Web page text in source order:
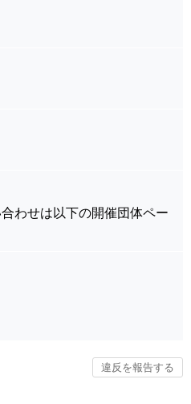
わせは以下の開催団体ペー